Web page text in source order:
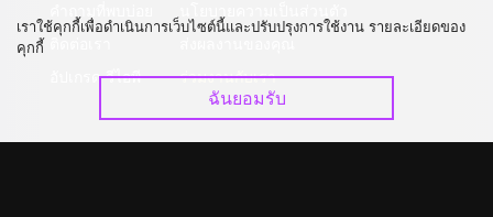
อัปเกรด วีไอพี
ร่วมงานกับเรา
เราใช้คุกกี้เพื่อดำเนินการเว็บไซต์นี้และปรับปรุงการใช้งาน รายละเอียดของ
คุกกี้
ฉันยอมรับ